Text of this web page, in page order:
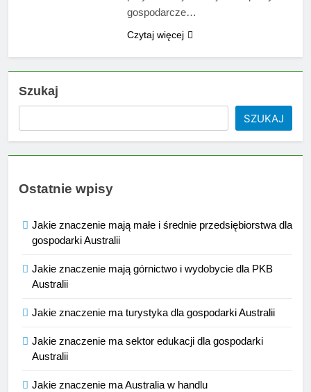
gospodarcze…
Czytaj więcej
Szukaj
SZUKAJ
Ostatnie wpisy
Jakie znaczenie mają małe i średnie przedsiębiorstwa dla
gospodarki Australii
Jakie znaczenie mają górnictwo i wydobycie dla PKB
Australii
Jakie znaczenie ma turystyka dla gospodarki Australii
Jakie znaczenie ma sektor edukacji dla gospodarki
Australii
Jakie znaczenie ma Australia w handlu